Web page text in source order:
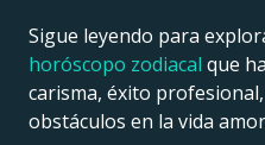
Sigue leyendo para
horóscopo zodiacal que
carisma, éxito profesional,
obstáculos en la vida